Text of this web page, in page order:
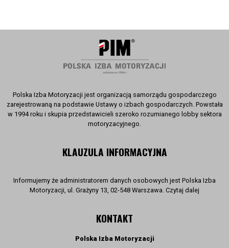
Polska Izba Motoryzacji jest organizacją samorządu gospodarczego
zarejestrowaną na podstawie Ustawy o izbach gospodarczych. Powstała
w 1994 roku i skupia przedstawicieli szeroko rozumianego lobby sektora
motoryzacyjnego.
KLAUZULA INFORMACYJNA
Informujemy że administratorem danych osobowych jest Polska Izba
Motoryzacji, ul. Grażyny 13, 02-548 Warszawa. Czytaj dalej
KONTAKT
Polska Izba Motoryzacji